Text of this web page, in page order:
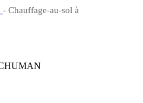
- Chauffage-au-sol à